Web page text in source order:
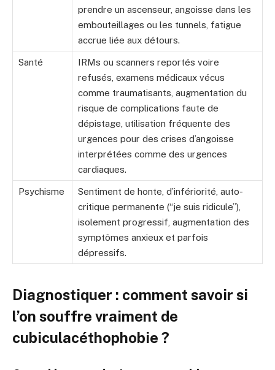
prendre un ascenseur, angoisse dans les
embouteillages ou les tunnels, fatigue
accrue liée aux détours.
Santé
IRMs ou scanners reportés voire
refusés, examens médicaux vécus
comme traumatisants, augmentation du
risque de complications faute de
dépistage, utilisation fréquente des
urgences pour des crises d’angoisse
interprétées comme des urgences
cardiaques.
Psychisme
Sentiment de honte, d’infériorité, auto-
critique permanente (“je suis ridicule”),
isolement progressif, augmentation des
symptômes anxieux et parfois
dépressifs.
Diagnostiquer : comment savoir si
l’on souffre vraiment de
cubiculacéthophobie ?